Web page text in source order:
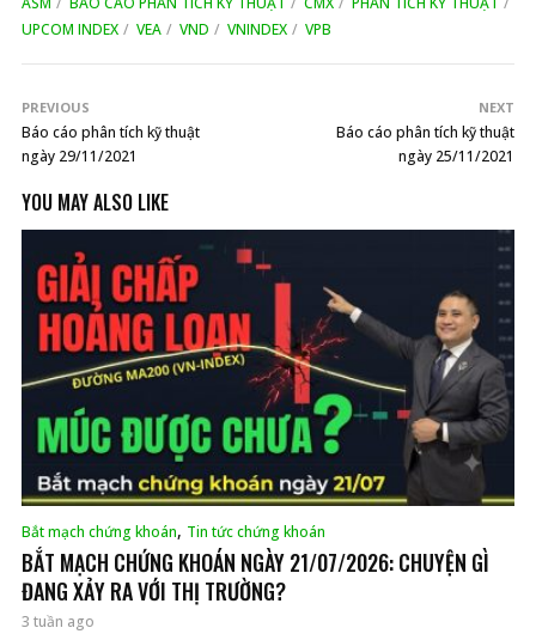
UPCOM INDEX
VEA VND VNINDEX VPB
PREVIOUS
Báo cáo phân tích kỹ thuật
ngày 29/11/2021
NEXT
Báo cáo phân tích kỹ thuật
ngày 25/11/2021
YOU MAY ALSO LIKE
Bắt mạch chứng khoán, Tin tức chứng khoán
BẮT MẠCH CHỨNG KHOÁN NGÀY 21/07/2026: CHUYỆN GÌ
ĐANG XẢY RA VỚI THỊ TRƯỜNG?
3 tuần ago